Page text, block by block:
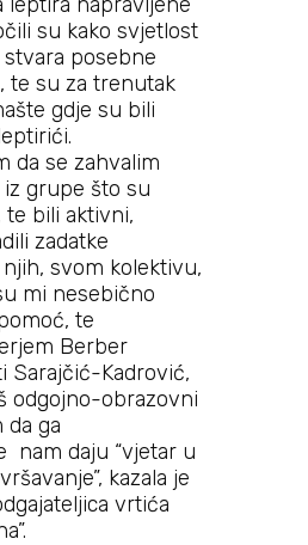
su kako svjetlost
posebne
te su za trenutak
gdje su bili
da se zahvalim
grupe što su
bili aktivni,
zadatke
svom kolektivu,
mi nesebično
te
Berber
Sarajčić-Kadrović,
odgojno-obrazovni
da ga
nam daju “vjetar u
kazala je
vrtića